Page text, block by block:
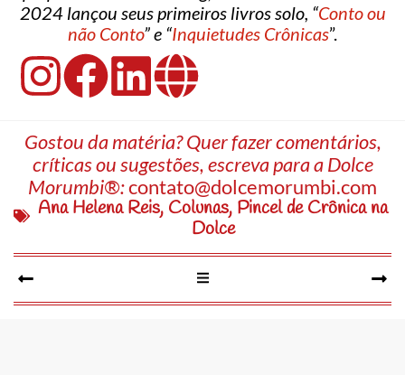
2024 lançou seus primeiros livros solo, “Conto ou
não Conto” e “Inquietudes Crônicas”.
Gostou da matéria? Quer fazer comentários,
críticas ou sugestões, escreva para a Dolce
Morumbi®:contato@dolcemorumbi.com
Ana Helena Reis, Colunas, Pincel de Crônica na
Dolce